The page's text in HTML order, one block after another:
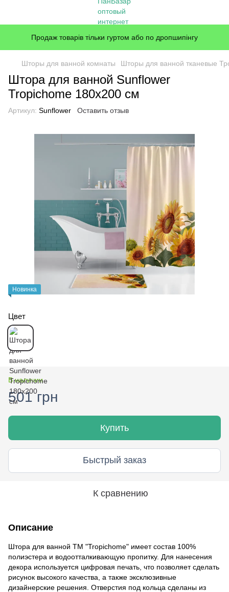
Продаж товарів тільки гуртом або по дропшипінгу
Шторы для ванной комнаты Шторы для ванной тканевые
Штора для ванной Sunflower
Tropichome 180x200 cм
Артикул: Sunflower Оставить отзыв
Новинка
Цвет
В наличии
501 грн
Купить
Быстрый заказ
К сравнению
Описание
Штора для ванной ТМ "Tropichome" имеет состав 100%
полиэстера и водоотталкивающую пропитку. Для нанесения
декора используется цифровая печать, что позволяет сделать
рисунок высокого качества, а также эксклюзивные
дизайнерские решения. Отверстия под кольца сделаны из